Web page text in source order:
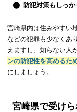
防犯対策もしっ
宮崎県内は住みやすい
などの犯罪も少なくあ
えますし、知らない人
ンの防犯性を高めるた
にしましょう。
宮崎県で受け